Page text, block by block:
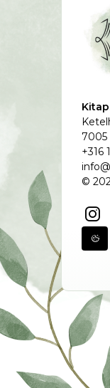
7005
+316
©